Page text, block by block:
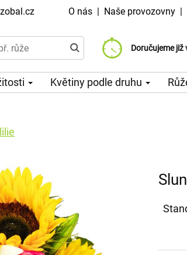
O nás | Naše provozovny |
Doručujeme již
Doručujeme již
Možný výběr
Květiny podle druhu